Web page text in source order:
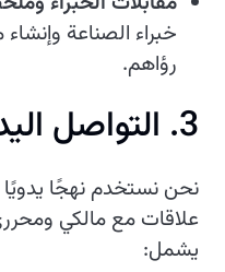
خبراء الصناعة
رؤاهم.
3. التواصل اليدوي للروابط
نحن نستخدم نهجًا يدويًا
علاقات مع مالكي
يشمل: